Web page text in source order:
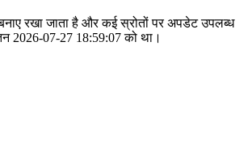
रखा जाता है और कई स्रोतों पर अपडेट उपलब्ध
2026-07-27 18:59:07 को था।